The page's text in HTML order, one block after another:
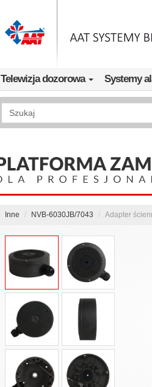
Telewizja dozorowa Systemy
Wyszukiwanie pełnotekstowe
Inne NVB-6030JB/7043 Adapter